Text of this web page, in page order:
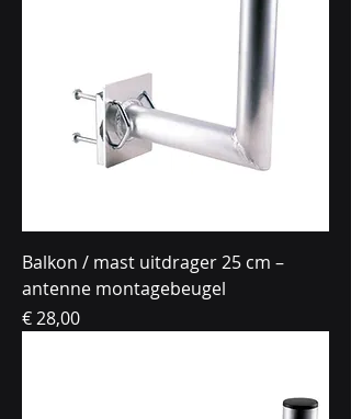
Balkon / mast uitdrager 25 cm –
antenne montagebeugel
Prijs
€ 28,00